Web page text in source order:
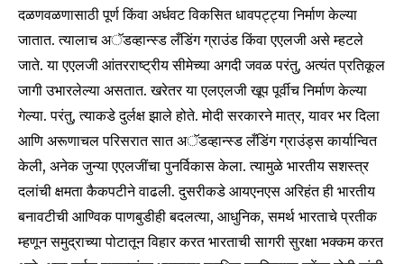
दळणवळणासाठी पूर्ण किंवा अर्धवट विकसित धावपट्ट्या निर्माण केल्या
जातात. त्यालाच अॅडव्हान्स्ड लँडिंग ग्राउंड किंवा एएलजी असे म्हटले
जाते. या एएलजी आंतरराष्ट्रीय सीमेच्या अगदी जवळ परंतु, अत्यंत प्रतिकूल
जागी उभारलेल्या असतात. खरेतर या एलएलजी खूप पूर्वीच निर्माण केल्या
गेल्या. परंतु, त्याकडे दुर्लक्ष झाले होते. मोदी सरकारने मात्र, यावर भर दिला
आणि अरूणाचल परिसरात सात अॅडव्हान्स्ड लँडिंग ग्राउंड्स कार्यान्वित
केली, अनेक जुन्या एएलजींचा पुनर्विकास केला. त्यामुळे भारतीय सशस्त्र
दलांची क्षमता कैकपटीने वाढली. दुसरीकडे आयएनएस अरिहंत ही भारतीय
बनावटीची आण्विक पाणबुडीही बदलत्या, आधुनिक, समर्थ भारताचे प्रतीक
म्हणून समुद्राच्या पोटातून विहार करत भारताची सागरी सुरक्षा भक्कम करत